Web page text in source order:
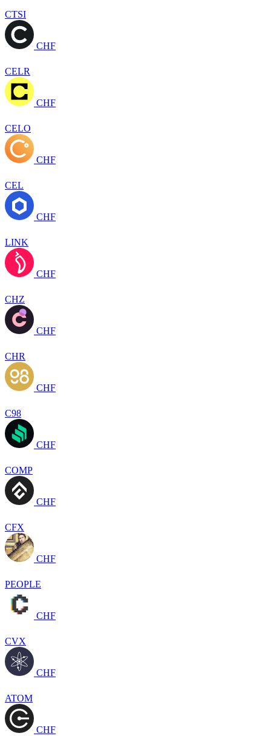
CTSI
CHF
CELR
CHF
CELO
CHF
CEL
CHF
LINK
CHF
CHZ
CHF
CHR
CHF
C98
CHF
COMP
CHF
CFX
CHF
PEOPLE
CHF
CVX
CHF
ATOM
CHF